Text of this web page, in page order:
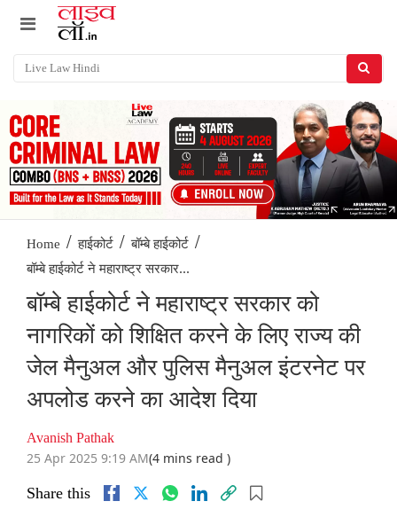
Home / हाईकोर्ट / बॉम्बे हाईकोर्ट /
बॉम्बे हाईकोर्ट ने महाराष्ट्र सरकार...
बॉम्बे हाईकोर्ट ने महाराष्ट्र सरकार को
नागरिकों को शिक्षित करने के लिए राज्य की
जेल मैनुअल और पुलिस मैनुअल इंटरनेट पर
अपलोड करने का आदेश दिया
Avanish Pathak
25 Apr 2025 9:19 AM(4 mins read )
Share this